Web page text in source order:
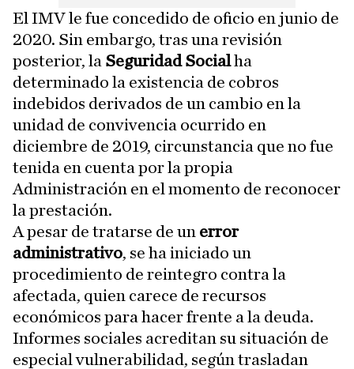
El IMV le fue concedido de oficio en junio de
2020. Sin embargo, tras una revisión
posterior, la Seguridad Socialha
determinado la existencia de cobros
indebidos derivados de un cambio en la
unidad de convivencia ocurrido en
diciembre de 2019, circunstancia que no fue
tenida en cuenta por la propia
Administración en el momento de reconocer
la prestación.
A pesar de tratarse de un error
administrativo, se ha iniciado un
procedimiento de reintegro contra la
afectada, quien carece de recursos
económicos para hacer frente a la deuda.
Informes sociales acreditan su situación de
especial vulnerabilidad, según trasladan